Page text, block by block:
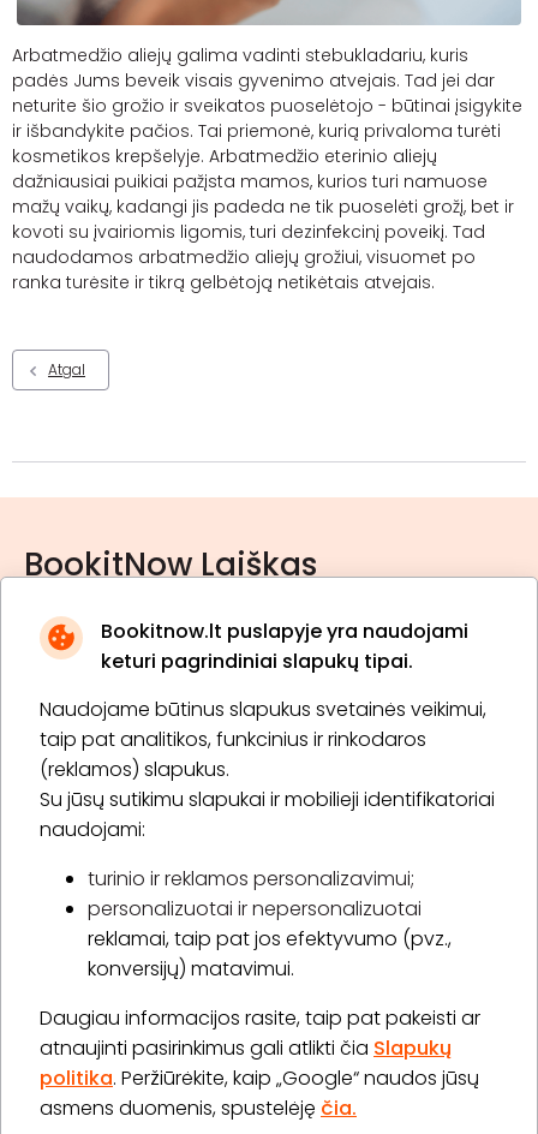
Bookitnow.lt puslapyje yra naudojami
keturi pagrindiniai slapukų tipai.
Naudojame būtinus slapukus svetainės veikimui,
taip pat analitikos, funkcinius ir rinkodaros
(reklamos) slapukus.
Su jūsų sutikimu slapukai ir mobilieji identifikatoriai
naudojami:
turinio ir reklamos personalizavimui;
personalizuotai ir nepersonalizuotai
reklamai, taip pat jos efektyvumo (pvz.,
konversijų) matavimui.
Daugiau informacijos rasite, taip pat pakeisti ar
atnaujinti pasirinkimus gali atlikti čia Slapukų
politika. Peržiūrėkite, kaip „Google“ naudos jūsų
asmens duomenis, spustelėję čia.
Arbatmedžio aliejų galima vadinti stebukladariu, kuris
padės Jums beveik visais gyvenimo atvejais. Tad jei dar
neturite šio grožio ir sveikatos puoselėtojo - būtinai įsigykite
ir išbandykite pačios. Tai priemonė, kurią privaloma turėti
kosmetikos krepšelyje. Arbatmedžio eterinio aliejų
dažniausiai puikiai pažįsta mamos, kurios turi namuose
mažų vaikų, kadangi jis padeda ne tik puoselėti grožį, bet ir
kovoti su įvairiomis ligomis, turi dezinfekcinį poveikį. Tad
naudodamos arbatmedžio aliejų grožiui, visuomet po
ranka turėsite ir tikrą gelbėtoją netikėtais atvejais.
Atgal
BookitNow Laiškas
* Susipažinau su privatumo politika
Prenumeruoti
Apie „BookitNow“
Informacija
„GERA DOVANA“ GRUPĖ